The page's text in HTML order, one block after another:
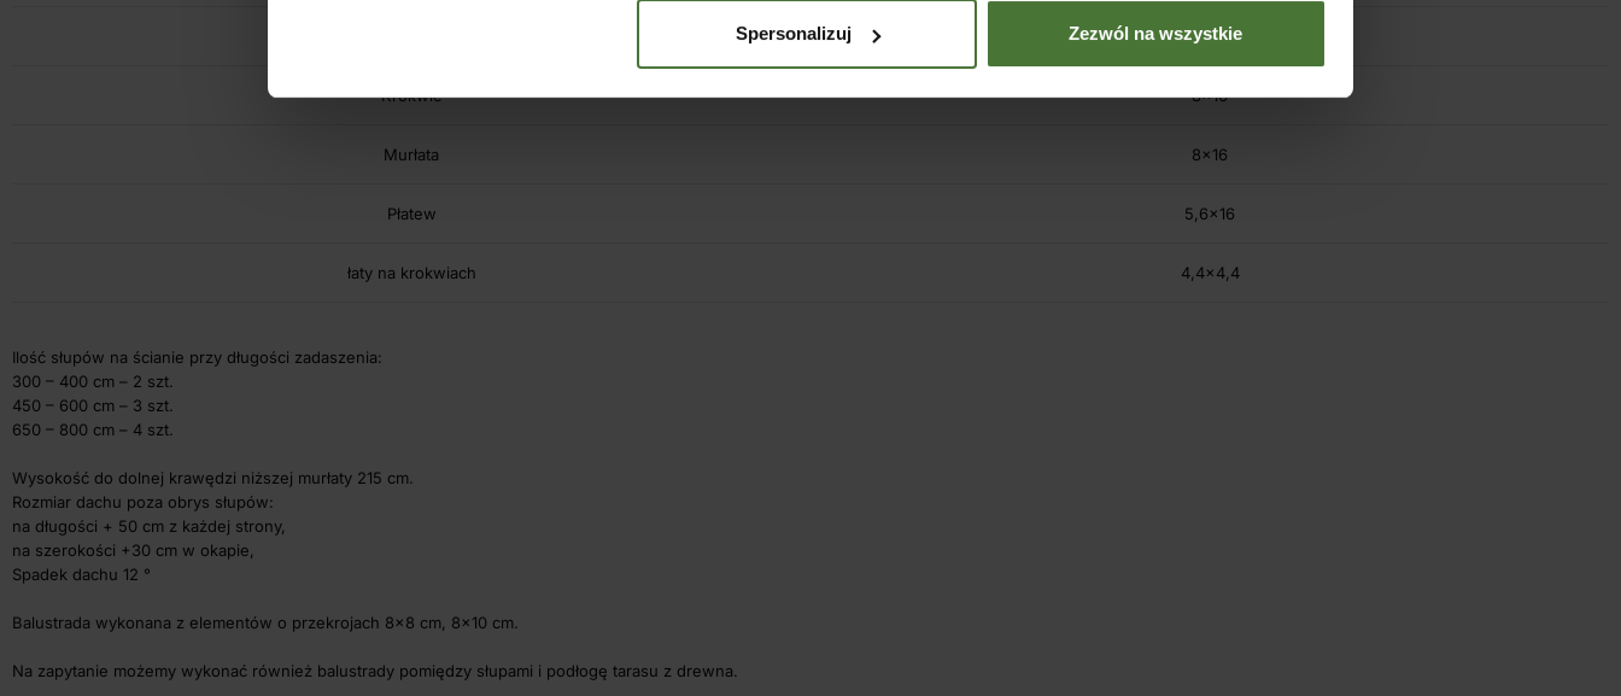
Spersonalizuj Zezwól na wszystkie
12×12
Krokwie 8×16
Murłata 8×16
Płatew 5,6×16
łaty na krokwiach 4,4×4,4
Ilość słupów na ścianie przy długości zadaszenia:
300 – 400 cm – 2 szt.
450 – 600 cm – 3 szt.
650 – 800 cm – 4 szt.
Wysokość do dolnej krawędzi niższej murłaty 215 cm.
Rozmiar dachu poza obrys słupów:
na długości + 50 cm z każdej strony,
na szerokości +30 cm w okapie,
Spadek dachu 12 °
Balustrada wykonana z elementów o przekrojach 8×8 cm, 8×10 cm.
Na zapytanie możemy wykonać również balustrady pomiędzy słupami i podłogę tarasu z drewna.